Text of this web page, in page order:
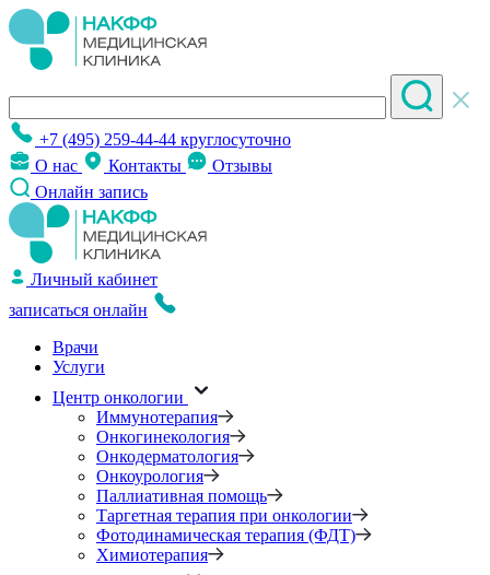
+7 (495) 259-44-44 круглосуточно
О нас
Контакты
Отзывы
Онлайн запись
Личный кабинет
записаться онлайн
Врачи
Услуги
Центр онкологии
Иммунотерапия
Онкогинекология
Онкодерматология
Онкоурология
Паллиативная помощь
Таргетная терапия при онкологии
Фотодинамическая терапия (ФДТ)
Химиотерапия